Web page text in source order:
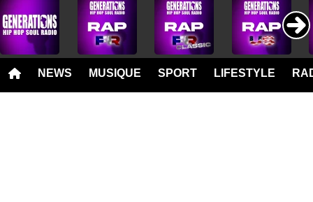
NEWS MUSIQUE SPORT LIFESTYLE